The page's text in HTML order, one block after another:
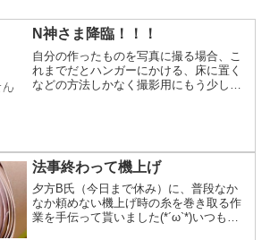
N神さま降臨！！！
自分の作ったものを写真に撮る場合、こ
れまでだとハンガーにかける、床に置く
などの方法しかなく撮影用にもう少し見
法事終わって機上げ
夕方B氏（今日まで休み）に、普段なか
なか頼めない機上げ時の糸を巻き取る作
業を手伝って貰いました(*´ω`*)いつもは1